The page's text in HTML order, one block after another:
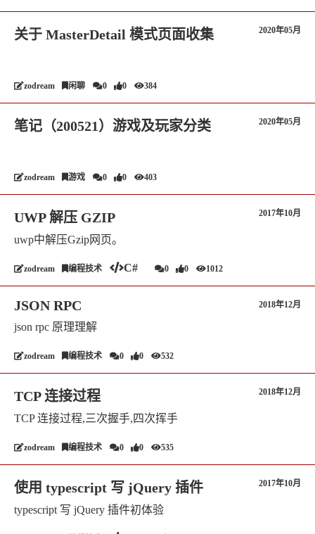
关于 MasterDetail 模式页面收集 2020年05月
zodream 闲聊 0 0 384
笔记（200521）游戏及玩家分类 2020年05月
zodream 游戏 0 0 403
UWP 解压 GZIP 2017年10月
uwp中解压Gzip网页。
zodream 编程技术 C# 0 0 1012
JSON RPC 2018年12月
json rpc 原理理解
zodream 编程技术 0 0 532
TCP 连接过程 2018年12月
TCP 连接过程,三次握手,四次挥手
zodream 编程技术 0 0 535
使用 typescript 写 jQuery 插件 2017年10月
typescript 写 jQuery 插件初体验